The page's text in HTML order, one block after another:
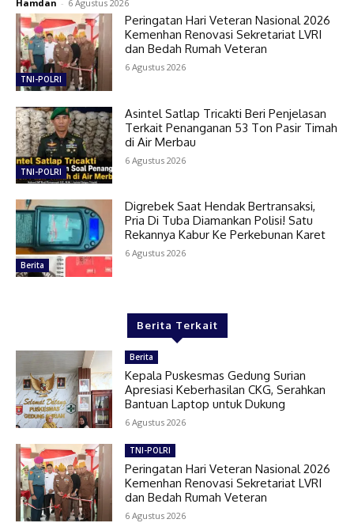
Hamdan - 6 Agustus 2026
TNI-POLRI
Peringatan Hari Veteran Nasional 2026
Kemenhan Renovasi Sekretariat LVRI
dan Bedah Rumah Veteran
6 Agustus 2026
TNI-POLRI
Asintel Satlap Tricakti Beri Penjelasan
Terkait Penanganan 53 Ton Pasir Timah
di Air Merbau
6 Agustus 2026
Berita
Digrebek Saat Hendak Bertransaksi,
Pria Di Tuba Diamankan Polisi! Satu
Rekannya Kabur Ke Perkebunan Karet
6 Agustus 2026
Berita Terkait
Berita
Kepala Puskesmas Gedung Surian
Apresiasi Keberhasilan CKG, Serahkan
Bantuan Laptop untuk Dukung
6 Agustus 2026
TNI-POLRI
Peringatan Hari Veteran Nasional 2026
Kemenhan Renovasi Sekretariat LVRI
dan Bedah Rumah Veteran
6 Agustus 2026